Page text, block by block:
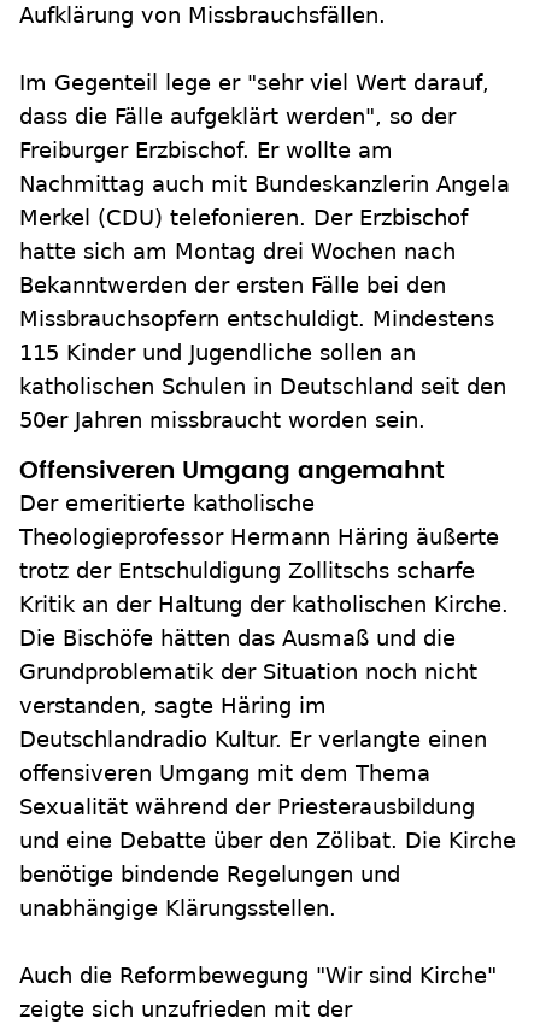
Aufklärung von Missbrauchsfällen.
Im Gegenteil lege er "sehr viel Wert darauf,
dass die Fälle aufgeklärt werden", so der
Freiburger Erzbischof. Er wollte am
Nachmittag auch mit Bundeskanzlerin Angela
Merkel (CDU) telefonieren. Der Erzbischof
hatte sich am Montag drei Wochen nach
Bekanntwerden der ersten Fälle bei den
Missbrauchsopfern entschuldigt. Mindestens
115 Kinder und Jugendliche sollen an
katholischen Schulen in Deutschland seit den
50er Jahren missbraucht worden sein.
Offensiveren Umgang angemahnt
Der emeritierte katholische
Theologieprofessor Hermann Häring äußerte
trotz der Entschuldigung Zollitschs scharfe
Kritik an der Haltung der katholischen Kirche.
Die Bischöfe hätten das Ausmaß und die
Grundproblematik der Situation noch nicht
verstanden, sagte Häring im
Deutschlandradio Kultur. Er verlangte einen
offensiveren Umgang mit dem Thema
Sexualität während der Priesterausbildung
und eine Debatte über den Zölibat. Die Kirche
benötige bindende Regelungen und
unabhängige Klärungsstellen.
Auch die Reformbewegung "Wir sind Kirche"
zeigte sich unzufrieden mit der